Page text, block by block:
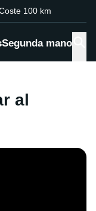
100 km
Segunda mano
al